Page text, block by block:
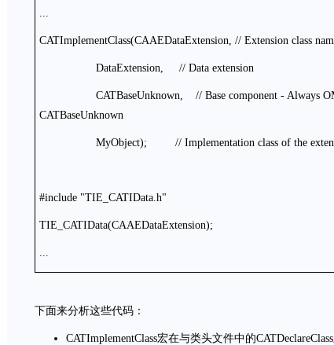
...
CATImplementClass(CAAEDataExtension, // Extension class
DataExtension, // Data extension
CATBaseUnknown, // Base component - Always OM-
CATBaseUnknown
MyObject); // Implementation class of the
#include "TIE_CATIData.h"
TIE_CATIData(CAAEDataExtension);
...
下面来分析这些代码：
CATImplementClass宏在与类头文件中的